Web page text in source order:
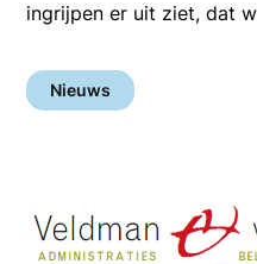
ingrijpen er uit ziet, dat
Nieuws